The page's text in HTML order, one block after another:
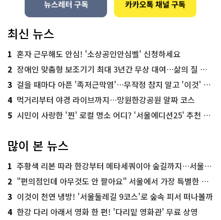
최신 뉴스
1 혼자 근무해도 안심! '소상공인안심벨' 신청하세요
2 장애인 맞춤형 보조기기 최대 3년간 무상 대여…삶의 질 높인다
3 걸을 때마다 아픈 '족저근막염'…무작정 참지 말고 '이것' 해보세요!
4 먹거리부터 야경 라이브까지…망원한강공원 알짜 코스
5 시민이 사랑한 '찐' 로컬 명소 어디? '서울에디션25' 추천 코스
많이 본 뉴스
1 주황색 리본 따라 한강부터 메타세쿼이아 숲길까지…서울둘레길 15코스
2 "편의점인데 아무것도 안 팔아요" 서울에서 가장 특별한 편의점의 정체
3 이것이 천연 냉방! '서울둘레길 9코스'로 숲속 피서 떠나볼까
4 한강 다리 아래서 영화 한 편! '다리밑 영화관' 무료 상영